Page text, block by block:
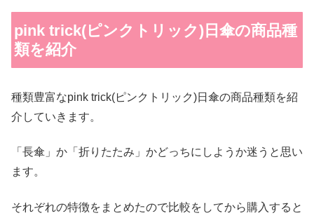
pink trick(ピンクトリック)日傘の商品種
類を紹介
種類豊富なpink trick(ピンクトリック)日傘の商品種類を紹
介していきます。
「長傘」か「折りたたみ」かどっちにしようか迷うと思い
ます。
それぞれの特徴をまとめたので比較をしてから購入すると